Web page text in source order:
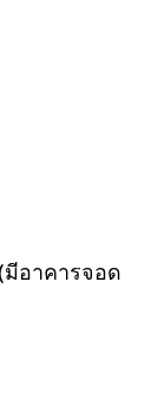
มีอาคารจอด